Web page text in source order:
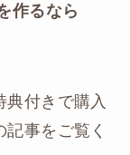
作るなら
付きで購入
事をご覧く